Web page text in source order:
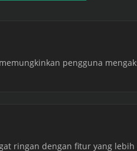
pengguna
ringan dengan fitur yang lebih